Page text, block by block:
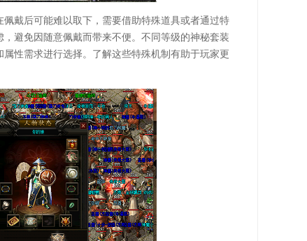
戴后可能难以取下，需要借助特殊道具或者通过特
避免因随意佩戴而带来不便。不同等级的神秘套装
性需求进行选择。了解这些特殊机制有助于玩家更